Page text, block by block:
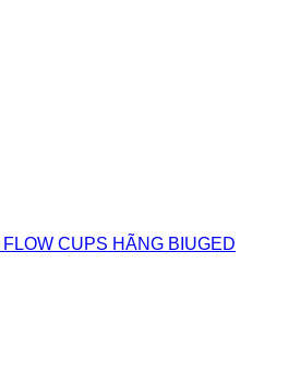
CUPS HÃNG BIUGED